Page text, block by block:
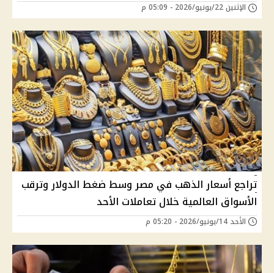
الإثنين 22/يونيو/2026 - 05:09 م
تراجع أسعار الذهب في مصر وسط ضغط الدولار وترقب
الأسواق العالمية خلال تعاملات الأحد
الأحد 14/يونيو/2026 - 05:20 م